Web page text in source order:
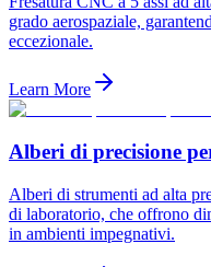
grado aerospaziale,
eccezionale.
Learn More
Alberi di precisione
Alberi di strumenti ad alta
di laboratorio, che offrono
in ambienti impegnativi.